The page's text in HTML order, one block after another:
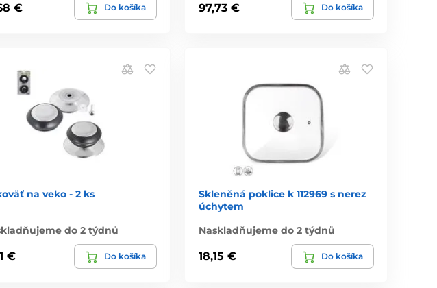
€ Do košíka 97,73 € Do košíka
na veko - 2 ks
do 2 týdnů
€ Do košíka
Skleněná poklice k 112969 s nerez
úchytem
Naskladňujeme do 2 týdnů
18,15 € Do košíka